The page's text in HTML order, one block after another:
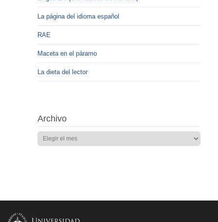
La página del idioma español
RAE
Maceta en el páramo
La dieta del lector
Archivo